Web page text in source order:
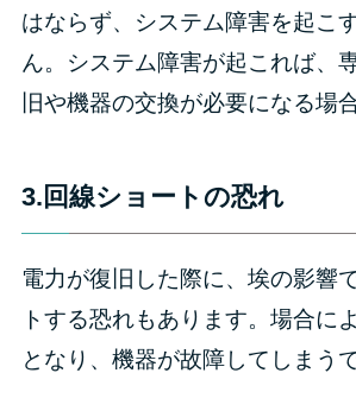
はならず、システム障害を起こ
ん。システム障害が起これば、
旧や機器の交換が必要になる場
3.回線ショートの恐れ
電力が復旧した際に、埃の影響
トする恐れもあります。場合に
となり、機器が故障してしまう